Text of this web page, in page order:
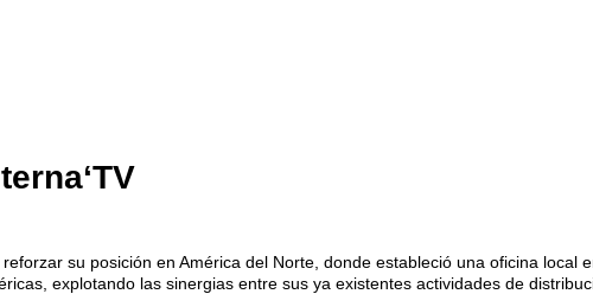
reforzar su posición en América del Norte, donde estableció una oficina local
explotando las sinergias entre sus ya existentes actividades de